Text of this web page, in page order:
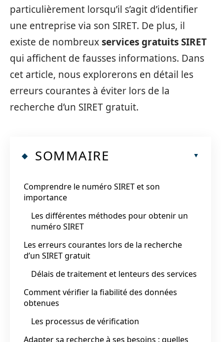
particulièrement lorsqu’il s’agit d’identifier
une entreprise via son SIRET. De plus, il
existe de nombreuxservices gratuits SIRET
qui affichent de fausses informations. Dans
cet article, nous explorerons en détail les
erreurs courantes à éviter lors de la
recherche d’un SIRET gratuit.
SOMMAIRE
Comprendre le numéro SIRET et son
importance
Les différentes méthodes pour obtenir un
numéro SIRET
Les erreurs courantes lors de la recherche
d’un SIRET gratuit
Délais de traitement et lenteurs des services
Comment vérifier la fiabilité des données
obtenues
Les processus de vérification
Adapter sa recherche à ses besoins : quelles